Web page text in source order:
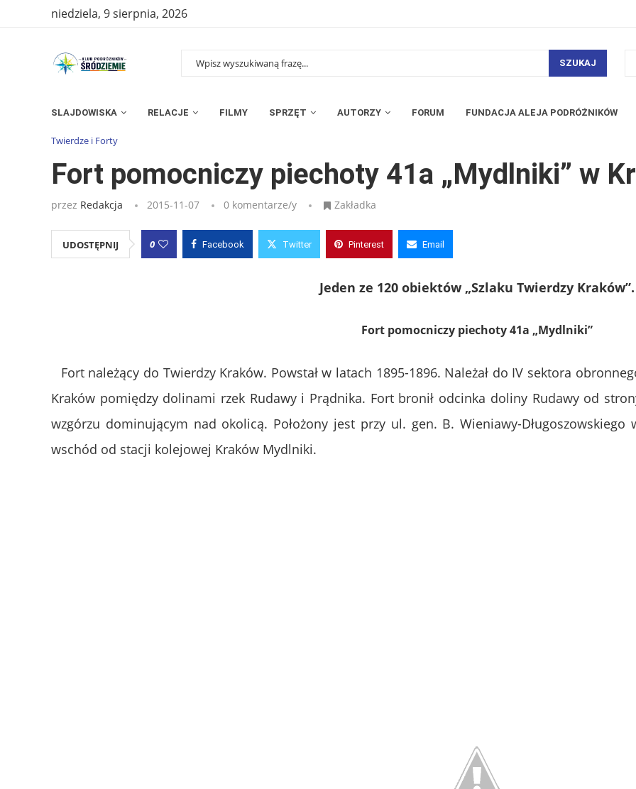
niedziela, 9 sierpnia, 2026
SZUKAJ
SLAJDOWISKA RELACJE FILMY SPRZĘT AUTORZY FORUM FUNDACJA ALEJA PODRÓŻNIKÓW
Strona główna» Wpisy »Fort pomocniczy piechoty 41a „Mydlniki” w Krakowie
Twierdze i Forty
Fort pomocniczy piechoty 41a „Mydlniki” w
przez Redakcja 2015-11-07 0 komentarze/y Zakładka
UDOSTĘPNIJ 0 Facebook Twitter Pinterest Email
Jeden ze 120 obiektów „Szlaku Twierdzy Kraków”.
Fort pomocniczy piechoty 41a „Mydlniki”
Fort należący do Twierdzy Kraków. Powstał w latach 1895-1896. Należał do IV sektora
Kraków pomiędzy dolinami rzek Rudawy i Prądnika. Fort bronił odcinka doliny Rudawy od
wzgórzu dominującym nad okolicą. Położony jest przy ul. gen. B. Wieniawy-
wschód od stacji kolejowej Kraków Mydlniki.